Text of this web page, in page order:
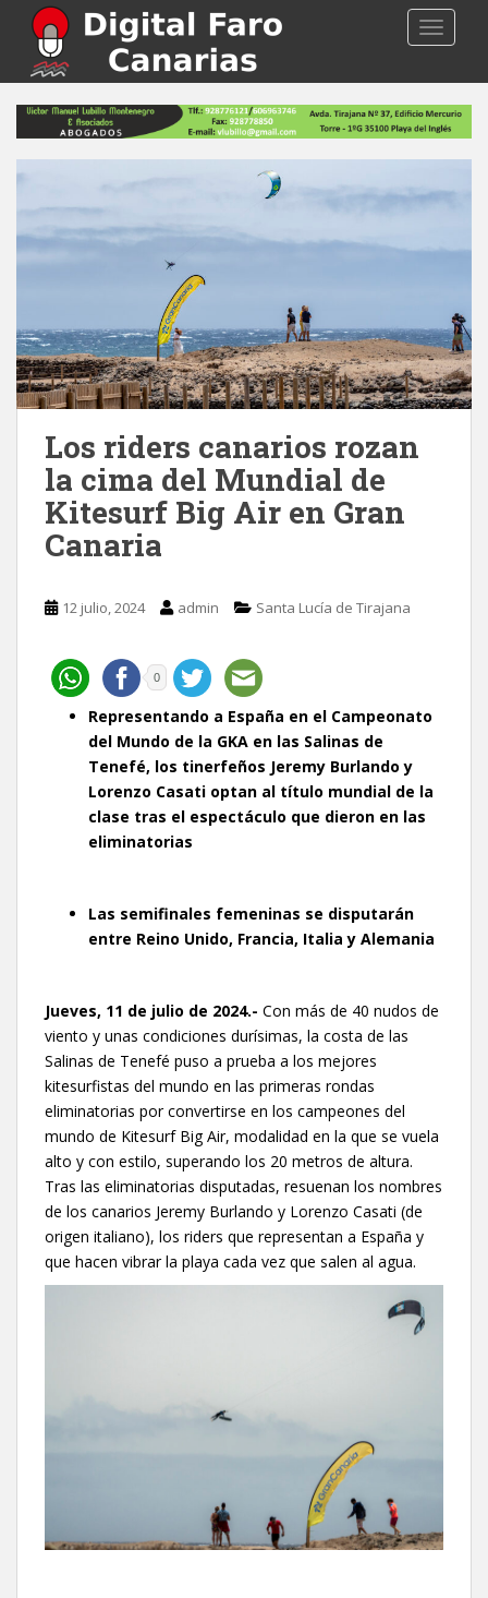
p
Los riders canarios rozan
la cima del Mundial de
Kitesurf Big Air en Gran
Canaria
12 julio, 2024 admin Santa Lucía de Tirajana
0
Representando a España en el Campeonato
del Mundo de la GKA en las Salinas de
Tenefé, los tinerfeños Jeremy Burlando y
Lorenzo Casati optan al título mundial de la
clase tras el espectáculo que dieron en las
eliminatorias
Las semifinales femeninas se disputarán
entre Reino Unido, Francia, Italia y Alemania
Jueves, 11 de julio de 2024.- Con más de 40 nudos de
viento y unas condiciones durísimas, la costa de las
Salinas de Tenefé puso a prueba a los mejores
kitesurfistas del mundo en las primeras rondas
eliminatorias por convertirse en los campeones del
mundo de Kitesurf Big Air, modalidad en la que se vuela
alto y con estilo, superando los 20 metros de altura.
Tras las eliminatorias disputadas, resuenan los nombres
de los canarios Jeremy Burlando y Lorenzo Casati (de
origen italiano), los riders que representan a España y
que hacen vibrar la playa cada vez que salen al agua.